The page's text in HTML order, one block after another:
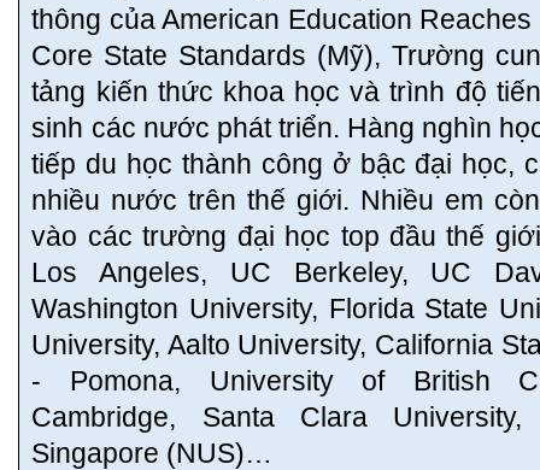
thông của American Education
Core State Standards (Mỹ), Trường
tảng kiến thức khoa học và trình độ
sinh các nước phát triển. Hàng nghìn
tiếp du học thành công ở bậc đại học,
nhiều nước trên thế giới. Nhiều em
vào các trường đại học top đầu thế
Los Angeles, UC Berkeley, UC
Washington University, Florida State
University, Aalto University, California
- Pomona, University of British
Cambridge, Santa Clara
Singapore (NUS)…